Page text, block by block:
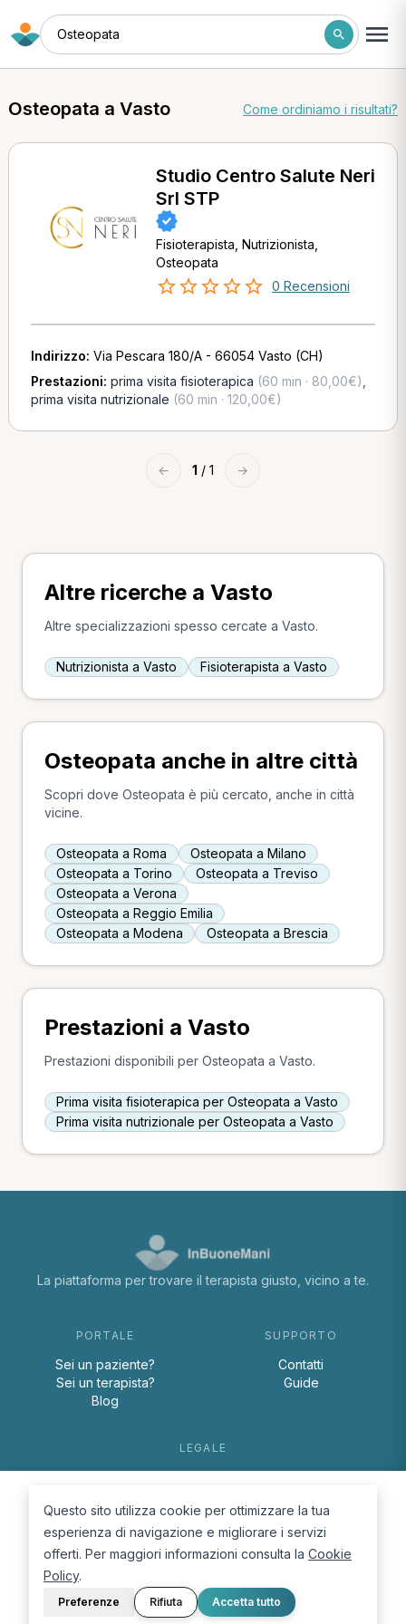
Osteopata
Osteopata a Vasto Come ordiniamo i risultati?
Studio Centro Salute Neri
Srl STP
Fisioterapista, Nutrizionista,
Osteopata
0 Recensioni
Indirizzo: Via Pescara 180/A - 66054 Vasto (CH)
Prestazioni: prima visita fisioterapica (60 min · 80,00€)
prima visita nutrizionale (60 min · 120,00€)
← 1 / 1 →
Altre ricerche a Vasto
Altre specializzazioni spesso cercate a Vasto.
Nutrizionista a Vasto Fisioterapista a Vasto
Osteopata anche in altre città
Scopri dove Osteopata è più cercato, anche in città
vicine.
Osteopata a Roma
Osteopata a Milano
Osteopata a Torino
Osteopata a Treviso
Osteopata a Verona
Osteopata a Reggio Emilia
Osteopata a Modena
Osteopata a Brescia
Prestazioni a Vasto
Prestazioni disponibili per Osteopata a Vasto.
Prima visita fisioterapica per Osteopata a Vasto
Prima visita nutrizionale per Osteopata a Vasto
La piattaforma per trovare il terapista giusto, vicino a te.
PORTALE
Sei un paziente?
Sei un terapista?
Blog
SUPPORTO
Contatti
Guide
LEGALE
Cookie Policy
Questo sito utilizza cookie per ottimizzare la tua
esperienza di navigazione e migliorare i servizi
offerti. Per maggiori informazioni consulta la Cookie
Policy.
Preferenze Rifiuta Accetta tutto